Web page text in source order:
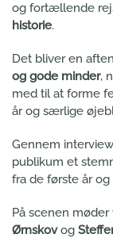
og fortællende
historie.
Det bliver en
og gode minder,
med til at forme
år og særlige
Gennem
publikum et
fra de første år
På scenen
Ørnskovog